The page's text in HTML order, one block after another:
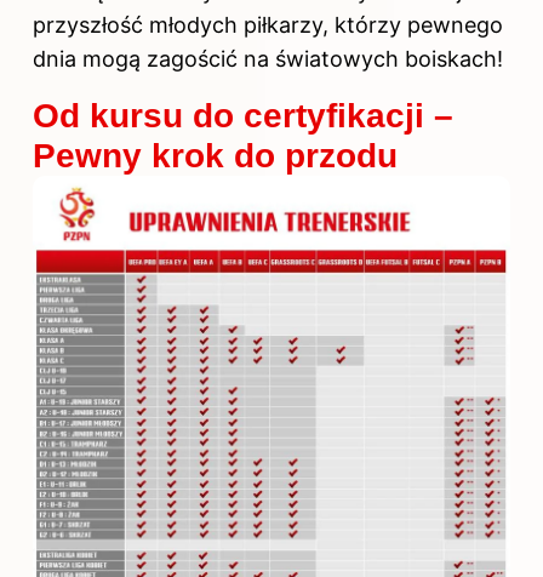
przyszłość młodych piłkarzy, którzy pewnego
dnia mogą zagościć na światowych boiskach!
Od kursu do certyfikacji –
Pewny krok do przodu